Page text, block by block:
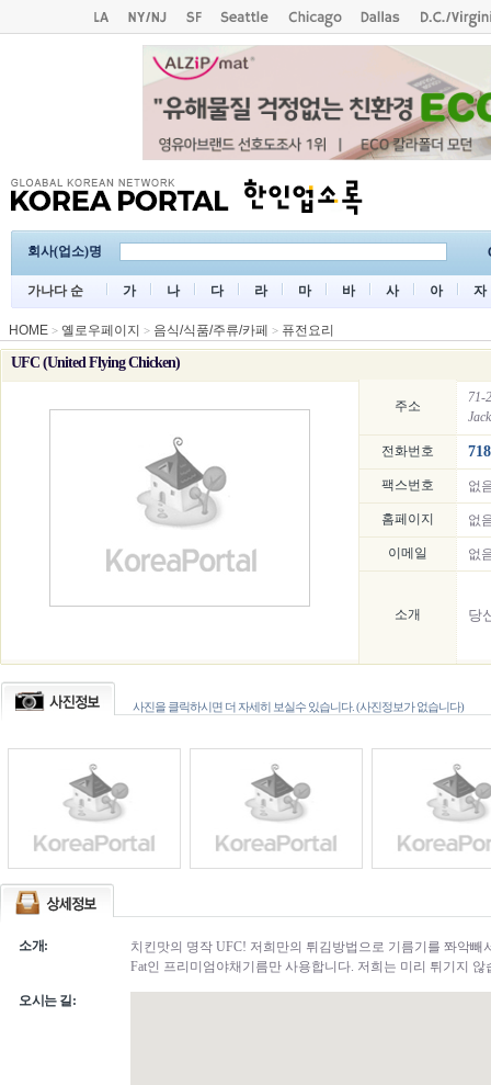
회사(업소)명
가나다 순 가 나 다 라 마 바 사 아 자
HOME > 옐로우페이지 > 음식/식품/주류/카페 > 퓨전요리
UFC (United Flying Chicken)
주소
71-
전화번호
팩스번호 없
홈페이지 없
이메일 없
소개 당
사진을 클릭하시면 더 자세히 보실수 있습니다. (사진정보가 없습니다)
소개:
치킨맛의 명작 UFC! 저희만의 튀김방법으로 기름기를 쫘악빼
Fat인 프리미엄야채기름만 사용합니다. 저희는 미리 튀기지
오시는 길: